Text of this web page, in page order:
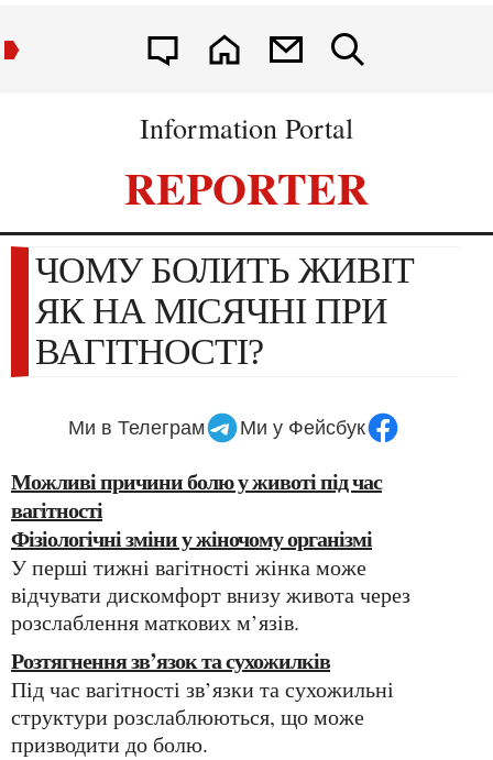
Information Portal
REPORTER
ЧОМУ БОЛИТЬ ЖИВІТ
ЯК НА МІСЯЧНІ ПРИ
ВАГІТНОСТІ?
Ми в Телеграм Ми у Фейсбук
Можливі причини болю у животі під час
вагітності
Фізіологічні зміни у жіночому організмі
У перші тижні вагітності жінка може
відчувати дискомфорт внизу живота через
розслаблення маткових м’язів.
Розтягнення зв’язок та сухожилків
Під час вагітності зв’язки та сухожильні
структури розслаблюються, що може
призводити до болю.